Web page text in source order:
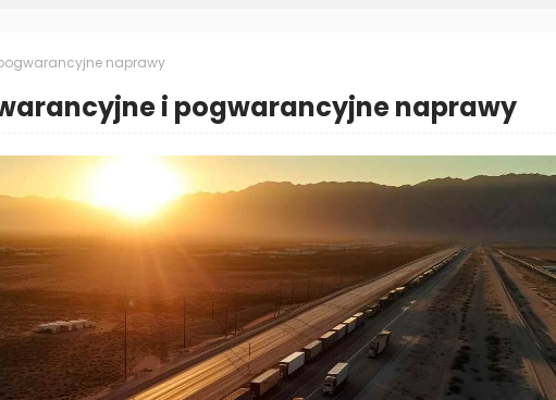
naprawy
i pogwarancyjne naprawy